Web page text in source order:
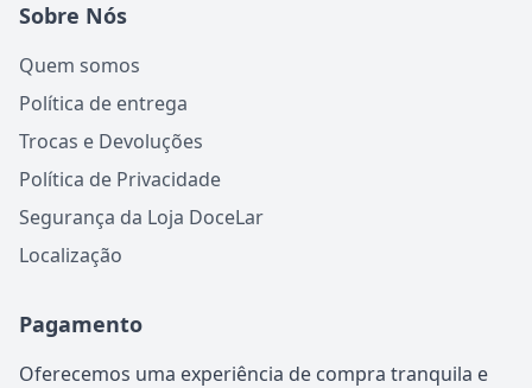
Sobre Nós
Quem somos
Política de entrega
Trocas e Devoluções
Política de Privacidade
Segurança da Loja DoceLar
Localização
Pagamento
Oferecemos uma experiência de compra tranquila e